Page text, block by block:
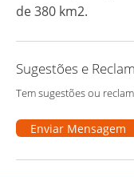
de 380 km2.
Sugestões e
Tem sugestões ou
Enviar Mensagem